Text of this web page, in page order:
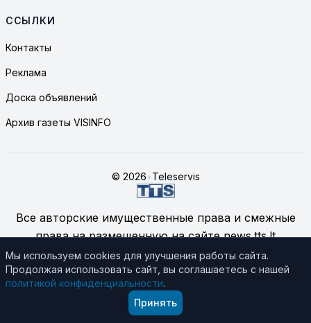
ССЫЛКИ
Контакты
Реклама
Доска объявлений
Архив газеты VISINFO
© 2026•Teleservis
Все авторские имущественные права и смежные
права на размещенную на сайте news.tts.lt
информацию принадлежат ЗАО "Telekomunikacinių
technologijų servisas", если не указано иное.
Подробнее об использовании материалов сайта
Мы используем cookies для улучшения работы сайта.
Продолжая использовать сайт, вы соглашаетесь с нашей
политикой конфиденциальности.
Принять